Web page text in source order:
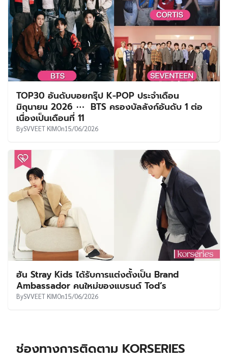
TOP30 อันดับบอยกรุ๊ป K-POP ประจำเดือน
มิถุนายน 2026 ⋯ BTS ครองบัลลังก์อันดับ 1 ต่อ
เนื่องเป็นเดือนที่ 11
BySVVEET KIMOn15/06/2026
ฮัน Stray Kids ได้รับการแต่งตั้งเป็น Brand
Ambassador คนใหม่ของแบรนด์ Tod’s
BySVVEET KIMOn15/06/2026
ช่องทางการติดตาม KORSERIES